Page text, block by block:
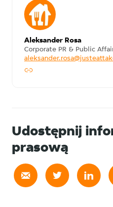
Aleksander Rosa
Corporate PR & Public
Udostępnij
prasową